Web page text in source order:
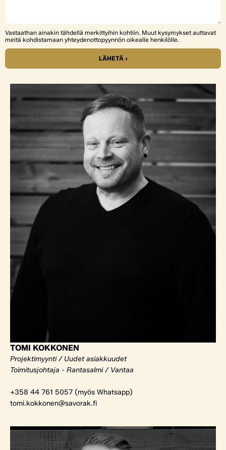
Vastaathan ainakin tähdellä merkittyihin kohtiin. Muut kysymykset auttavat
meitä kohdistamaan yhteydenottopyynnön oikealle henkilölle.
LÄHETÄ ›
TOMI KOKKONEN
Projektimyynti / Uudet asiakkuudet
Toimitusjohtaja - Rantasalmi / Vantaa
+358 44 761 5057 (myös Whatsapp)
tomi.kokkonen@savorak.fi